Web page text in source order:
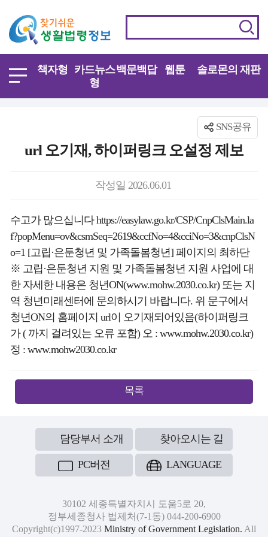
책자형
카드뉴스
형
백문백답 웹툰 솔로몬의 재판
SNS공유
url 오기재, 하이퍼링크 오설정 제보
작성일 2026.06.01
수고가 많으십니다 https://easylaw.go.kr/CSP/CnpClsMain.la
f?popMenu=ov&csmSeq=2619&ccfNo=4&cciNo=3&cnpClsN
o=1 [고립·은둔청년 및 가족돌봄청년] 페이지의 최하단
※ 고립·은둔청년 지원 및 가족돌봄청년 지원 사업에 대
한 자세한 내용은 청년ON(www.mohw.2030.co.kr) 또는 지
역 청년미래센터에 문의하시기 바랍니다. 위 문구에서
청년ON의 홈페이지 url이 오기재되어있음(하이퍼링크
가 ( 까지 걸려있는 오류 포함) 오 : www.mohw.2030.co.kr)
정 : www.mohw2030.co.kr
목록
담당부서 소개 찾아오시는 길
PC버전 LANGUAGE
30102 세종특별자치시 도움5로 20,
정부세종청사 법제처(7-1동) 044-200-6900
Copyright(c)1997-2023 Ministry of Government Legislation. All